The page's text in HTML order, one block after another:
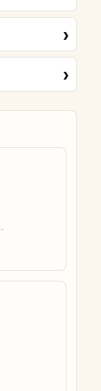
›
›